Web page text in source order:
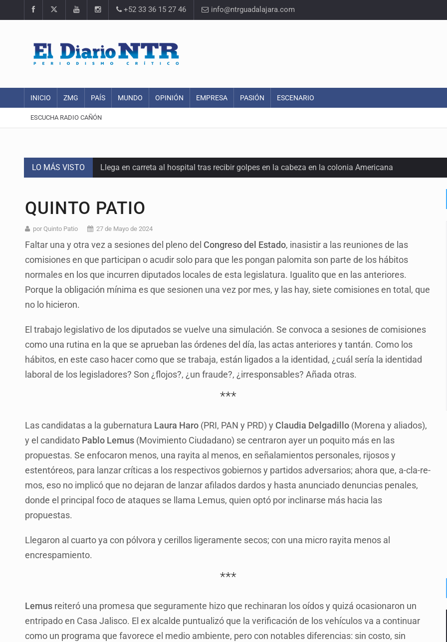
+52 33 36 15 27 46 info@ntrguadalajara.com
INICIO ZMG PAÍS MUNDO OPINIÓN EMPRESA PASIÓN ESCENARIO
ESCUCHA RADIO CAÑÓN
LO MÁS VISTO Llega en carreta al hospital tras recibir golpes en la cabeza en la colonia Americana
Descartan riesgo tras reportes de olor a gas en tres colonias de Tlaquepaque
Cae en Zapopan prófugo estadounidense buscado por Interpol
UdeG convierte residuos de agave en biotextil
Quinto Patio
Se recuperan ya de ciclosporiasis
Fiscalía exhuma 126 cuerpos de 32 fosas
Balean a hombre en calles de la colonia Buenos Aires; detonación alarma a vecinos
QUINTO PATIO
por Quinto Patio 27 de Mayo de 2024
Faltar una y otra vez a sesiones del pleno del Congreso del Estado, inasistir a las reuniones de las
comisiones en que participan o acudir solo para que les pongan palomita son parte de los hábitos
normales en los que incurren diputados locales de esta legislatura. Igualito que en las anteriores.
Porque la obligación mínima es que sesionen una vez por mes, y las hay, siete comisiones en total, que
no lo hicieron.
El trabajo legislativo de los diputados se vuelve una simulación. Se convoca a sesiones de comisiones
como una rutina en la que se aprueban las órdenes del día, las actas anteriores y tantán. Como los
hábitos, en este caso hacer como que se trabaja, están ligados a la identidad, ¿cuál sería la identidad
laboral de los legisladores? Son ¿flojos?, ¿un fraude?, ¿irresponsables? Añada otras.
***
Las candidatas a la gubernatura Laura Haro (PRI, PAN y PRD) y Claudia Delgadillo (Morena y aliados),
y el candidato Pablo Lemus (Movimiento Ciudadano) se centraron ayer un poquito más en las
propuestas. Se enfocaron menos, una rayita al menos, en señalamientos personales, rijosos y
estentóreos, para lanzar críticas a los respectivos gobiernos y partidos adversarios; ahora que, a-cla-re-
mos, eso no implicó que no dejaran de lanzar afilados dardos y hasta anunciado denuncias penales,
donde el principal foco de ataques se llama Lemus, quien optó por inclinarse más hacia las
propuestas.
Llegaron al cuarto ya con pólvora y cerillos ligeramente secos; con una micro rayita menos al
encrespamiento.
***
Lemus reiteró una promesa que seguramente hizo que rechinaran los oídos y quizá ocasionaron un
entripado en Casa Jalisco. El ex alcalde puntualizó que la verificación de los vehículos va a continuar
como un programa que favorece el medio ambiente, pero con notables diferencias: sin costo, sin